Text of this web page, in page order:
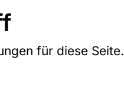
für diese Seite.